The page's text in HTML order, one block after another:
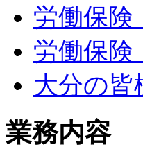
労働保険
労働保険
大分の皆
業務内容